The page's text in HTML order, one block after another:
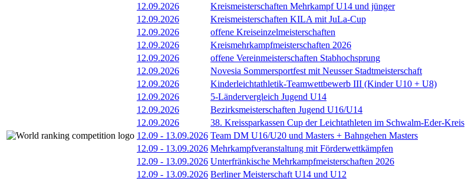
12.09.2026
Kreismeisterschaften Mehrkampf U14 und jünger
12.09.2026
Kreismeisterschaften KILA mit JuLa-Cup
12.09.2026
offene Kreiseinzelmeisterschaften
12.09.2026
Kreismehrkampfmeisterschaften 2026
12.09.2026
offene Vereinmeisterschaften Stabhochsprung
12.09.2026
Novesia Sommersportfest mit Neusser Stadtmeisterschaft
12.09.2026
Kinderleichtathletik-Teamwettbewerb III (Kinder U10 + U8)
12.09.2026
5-Ländervergleich Jugend U14
12.09.2026
Bezirksmeisterschaften Jugend U16/U14
12.09.2026
38. Kreissparkassen Cup der Leichtathleten im Schwalm-Eder-Kreis
12.09 - 13.09.2026 Team DM U16/U20 und Masters + Bahngehen Masters
12.09 - 13.09.2026 Mehrkampfveranstaltung mit Förderwettkämpfen
12.09 - 13.09.2026 Unterfränkische Mehrkampfmeisterschaften 2026
12.09 - 13.09.2026 Berliner Meisterschaft U14 und U12